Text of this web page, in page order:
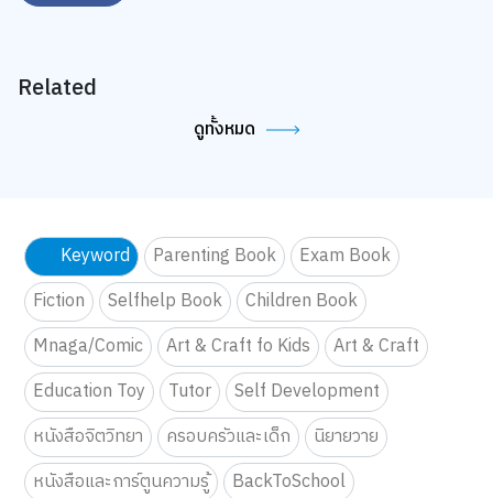
Related
ดูทั้งหมด
Keyword Parenting Book
Exam Book
Fiction
Selfhelp Book
Children Book
Mnaga/Comic
Art & Craft fo Kids
Art & Craft
Education Toy
Tutor
Self Development
หนังสือจิตวิทยา
ครอบครัวและเด็ก
นิยายวาย
หนังสือและการ์ตูนความรู้
BackToSchool